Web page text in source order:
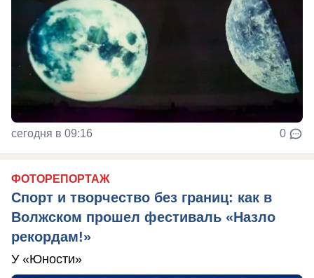
сегодня в 09:16 0
ФОТОРЕПОРТАЖ
Спорт и творчество без границ: как в
Волжском прошел фестиваль «Назло
рекордам!»
У «Юности»